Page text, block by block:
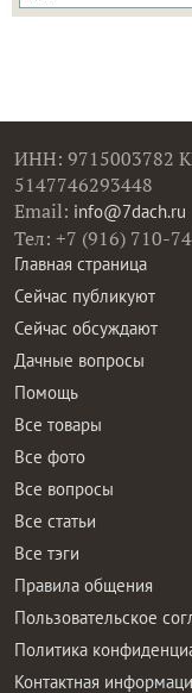
ИНН: 9715003782
5147746293448
Email: info@7dach.ru
Тел: +7 (916) 710-
Главная страница
Сейчас публикуют
Сейчас обсуждают
Дачные вопросы
Помощь
Все товары
Все фото
Все вопросы
Все статьи
Все тэги
Правила общения
Пользовательское
Политика
Контактная